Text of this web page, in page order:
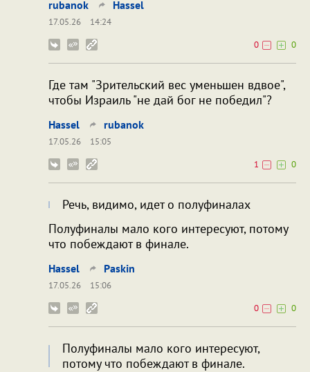
rubanok Hassel
17.05.26
14:24
0
0
Где там "Зрительский вес уменьшен вдвое",
чтобы Израиль "не дай бог не победил"?
Hassel rubanok
17.05.26
15:05
1
0
Речь, видимо, идет о полуфиналах
Полуфиналы мало кого интересуют, потому
что побеждают в финале.
Hassel Paskin
17.05.26
15:06
0
0
Полуфиналы мало кого интересуют,
потому что побеждают в финале.